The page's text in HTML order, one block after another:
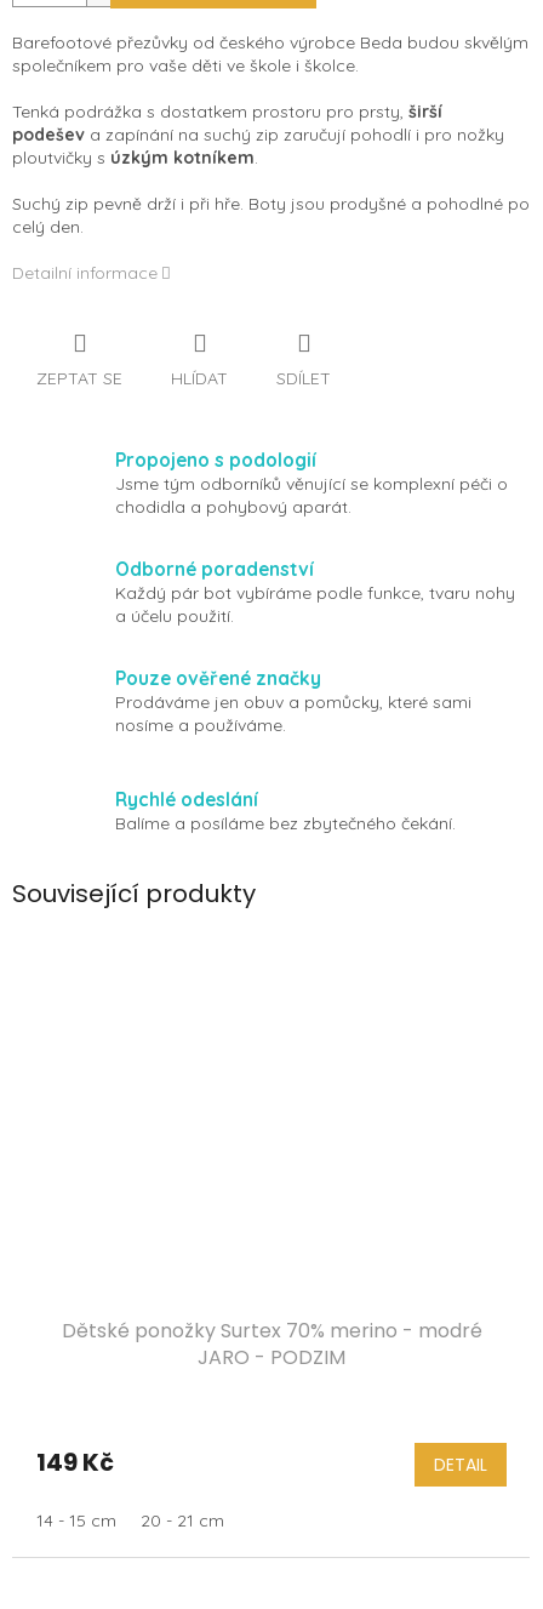
Barefootové přezůvky od českého výrobce Beda budou skvělým
společníkem pro vaše děti ve škole i školce.
Tenká podrážka s dostatkem prostoru pro prsty, širší
podešev a zapínání na suchý zip zaručují pohodlí i pro nožky
ploutvičky s úzkým kotníkem.
Suchý zip pevně drží i při hře. Boty jsou prodyšné a pohodlné po
celý den.
Detailní informace
ZEPTAT SE HLÍDAT SDÍLET
Propojeno s podologií
Jsme tým odborníků věnující se komplexní péči o
chodidla a pohybový aparát.
Odborné poradenství
Každý pár bot vybíráme podle funkce, tvaru nohy
a účelu použití.
Pouze ověřené značky
Prodáváme jen obuv a pomůcky, které sami
nosíme a používáme.
Rychlé odeslání
Balíme a posíláme bez zbytečného čekání.
Související produkty
Dětské ponožky Surtex 70% merino - modré
JARO - PODZIM
149 Kč DETAIL
14 - 15 cm 20 - 21 cm